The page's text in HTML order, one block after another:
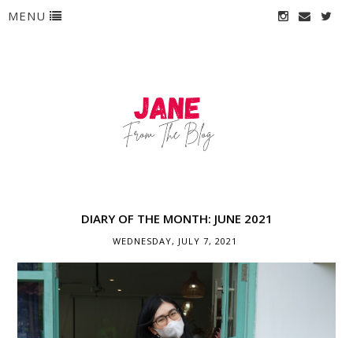
MENU
DIARY OF THE MONTH: JUNE 2021
WEDNESDAY, JULY 7, 2021